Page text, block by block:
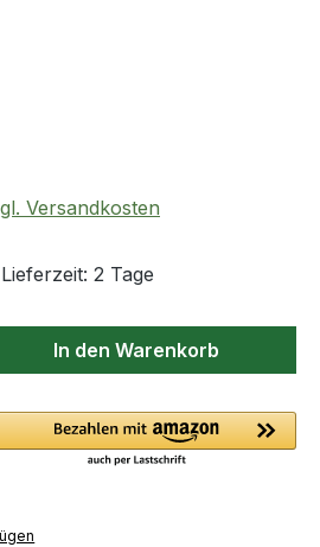
Versandkosten
2 Tage
Gib den
In den Warenkorb